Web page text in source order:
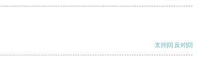
支持[0] 反对[0]